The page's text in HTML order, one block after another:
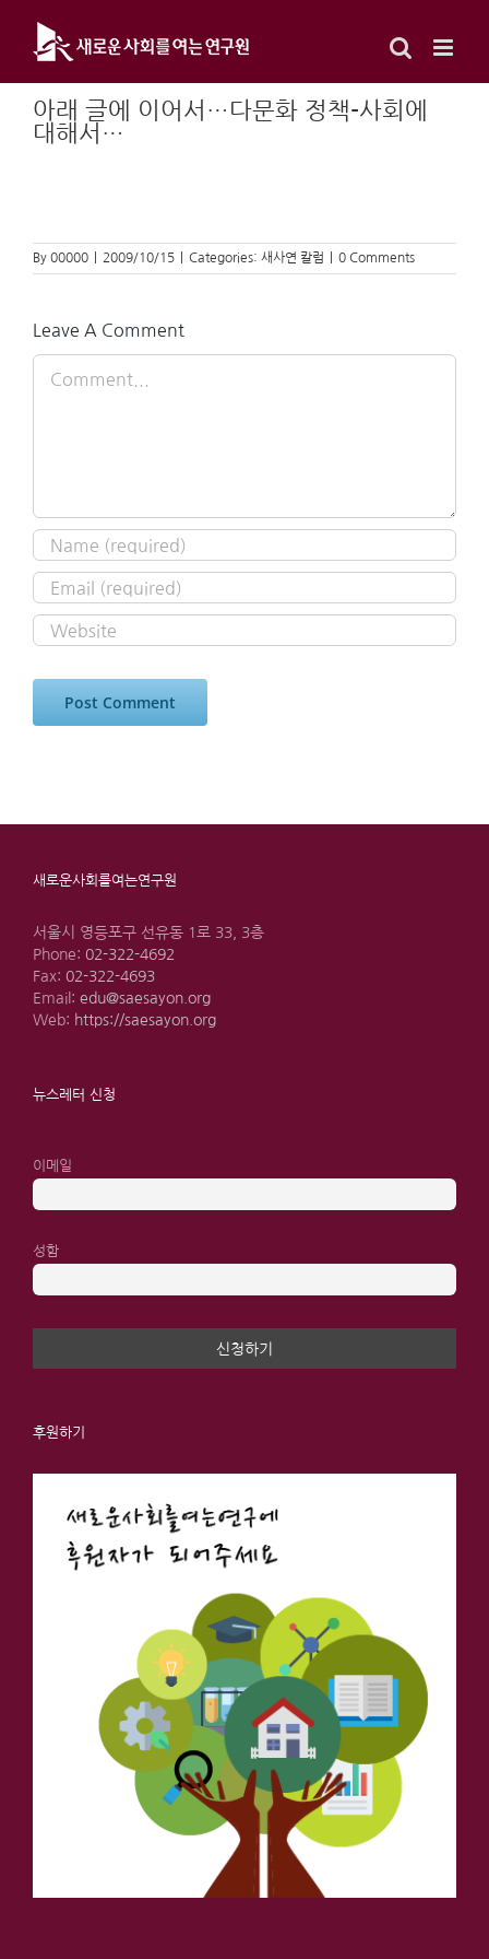
content
아래 글에 이어서…다문화 정책-사회에
대해서…
By 00000 2009/10/15 Categories: 새사연 칼럼 0 Comments
Leave A Comment
새로운사회를여는연구원
서울시 영등포구 선유동 1로 33, 3층
Phone: 02-322-4692
Fax: 02-322-4693
Email: edu@saesayon.org
Web: https://saesayon.org
뉴스레터 신청
이메일
성함
후원하기